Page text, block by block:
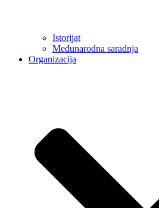
Istorijat
Međunarodna saradnja
Organizacija